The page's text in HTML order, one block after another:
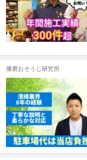
播磨おそうじ研究所